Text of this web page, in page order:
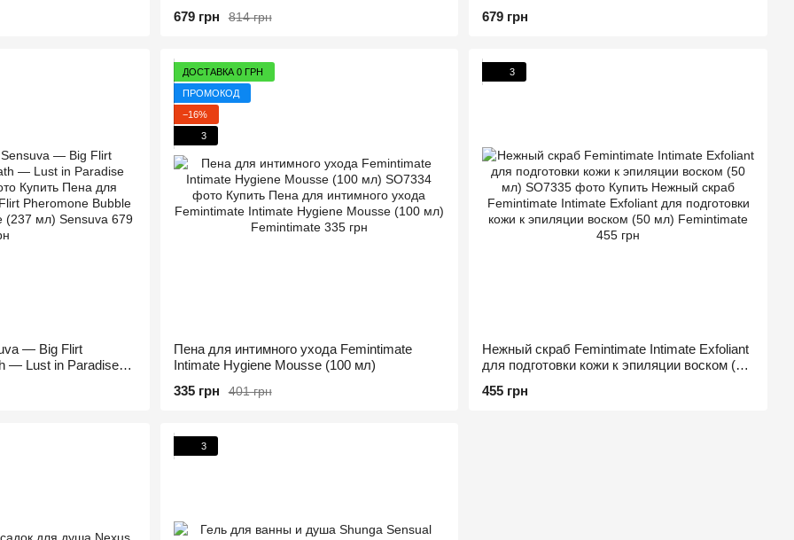
814 грн
679 грн 679 грн
— Big Flirt
— Lust in Paradise
ДОСТАВКА 0 ГРН
ПРОМОКОД
−16%
3
Пена для интимного ухода Femintimate
Intimate Hygiene Mousse (100 мл)
401 грн
335 грн
3
Нежный скраб Femintimate Intimate Exfoliant
для подготовки кожи к эпиляции воском (50
455 грн
3